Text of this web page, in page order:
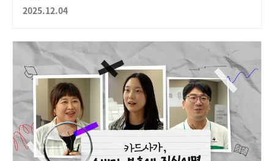
2025.12.04